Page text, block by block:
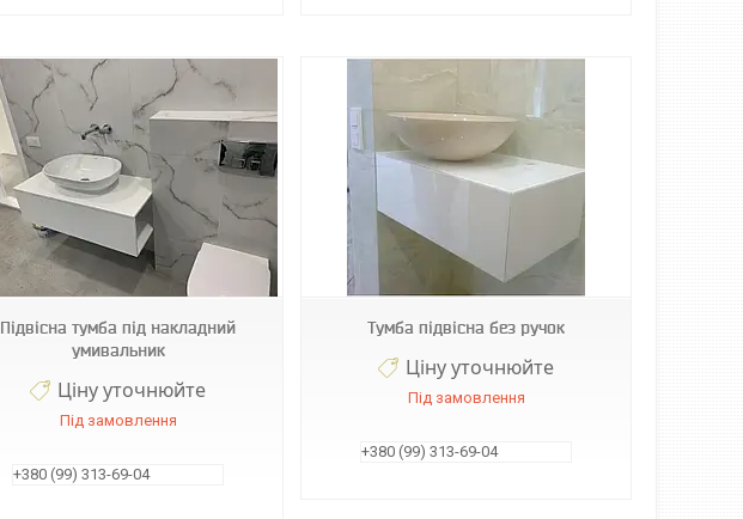
Підвісна тумба під накладний
умивальник
Ціну уточнюйте
Під замовлення
+380 (99) 313-69-04
Т 89
Тумба підвісна без ручок
Ціну уточнюйте
Під замовлення
+380 (99) 313-69-04